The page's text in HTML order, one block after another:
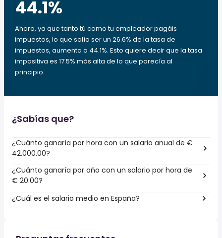
44.1%
Ahora, ya que tanto tú como tu empleador pagáis
impuestos, lo que solía ser un 26.6% de la tasa de
impuestos, aumenta a 44.1%. Esto quiere decir que la tasa
impositiva es 17.5% más alta de lo que parecía al
principio.
¿Sabías que?
¿Cuánto ganaría por hora con un salario anual de €
42.000.00?
¿Cuánto ganaría por año con un salario por hora de
€ 20.00?
¿Cuál es el salario medio en España?